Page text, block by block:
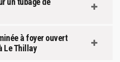
à foyer ouvert
Le Thillay